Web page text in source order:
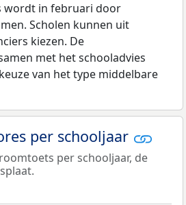
wordt in februari door
Scholen kunnen uit
kiezen. De
met het schooladvies
van het type middelbare
per schooljaar
per schooljaar, de